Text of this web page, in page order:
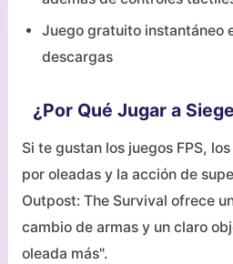
Juego gratuito instantáneo
descargas
¿Por Qué Jugar a
Si te gustan los juegos FPS,
por oleadas y la acción de
Outpost: The Survival ofrece
cambio de armas y un claro
oleada más".